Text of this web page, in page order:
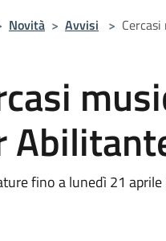
Novità > Avvisi >
fino a lunedì 21